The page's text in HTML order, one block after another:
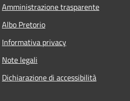
Amministrazione trasparente
Albo Pretorio
Informativa privacy
Note legali
Dichiarazione di accessibilità